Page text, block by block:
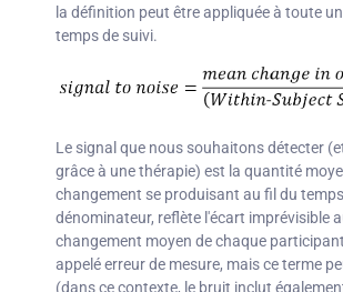
la définition peut être appliquée à toute
temps de suivi.
Le signal que nous souhaitons détecter
grâce à une thérapie) est la quantité
changement se produisant au fil du
dénominateur, reflète l'écart imprévisible
changement moyen de chaque
appelé erreur de mesure, mais ce terme
(dans ce contexte, le bruit inclut